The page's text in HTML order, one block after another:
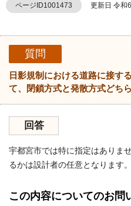
ページID1001473 更新日 令和
質問
日影規制における道路に接す
て、閉鎖方式と発散方式どち
回答
宇都宮市では特に指定はありま
るかは設計者の任意となります。
この内容についてのお問